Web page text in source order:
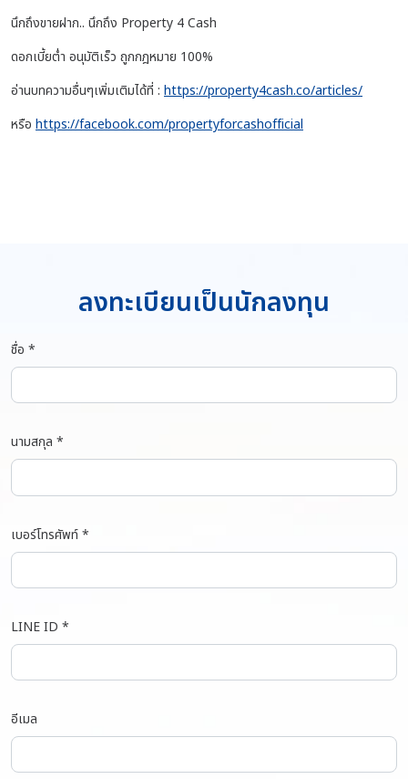
นึกถึงขายฝาก.. นึกถึง Property 4 Cash
ดอกเบี้ยต่ำ อนุมัติเร็ว ถูกกฎหมาย 100%
อ่านบทความอื่นๆเพิ่มเติมได้ที่ : https://property4cash.co/articles/
หรือ https://facebook.com/propertyforcashofficial
ลงทะเบียนเป็นนักลงทุน
ชื่อ *
นามสกุล *
เบอร์โทรศัพท์ *
LINE ID *
อีเมล